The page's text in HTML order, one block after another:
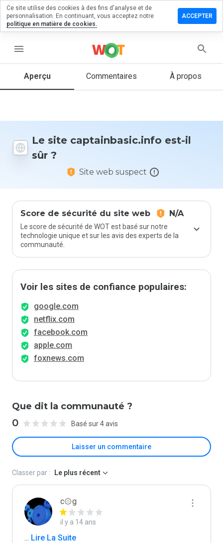
menu
Aperçu Commentaires À propos
Le site captainbasic.info est-il
sûr ?
Site web suspect
Score de sécurité du site web N/A
Le score de sécurité de WOT est basé sur notre
technologie unique et sur les avis des experts de la
communauté.
Voir les sites de confiance populaires:
google.com
netflix.com
facebook.com
apple.com
foxnews.com
Que dit la communauté ?
0 Basé sur 4 avis
Laisser un commentaire
un
sur
Quelle
donneriez-
Classer par : Le plus récent
c۞g
il y a 14 ans
... Lire La Suite
Ce site utilise des cookies à des fins d'analyse et de
personnalisation. En continuant, vous acceptez notre
politique en matière de cookies.
ACCEPTER